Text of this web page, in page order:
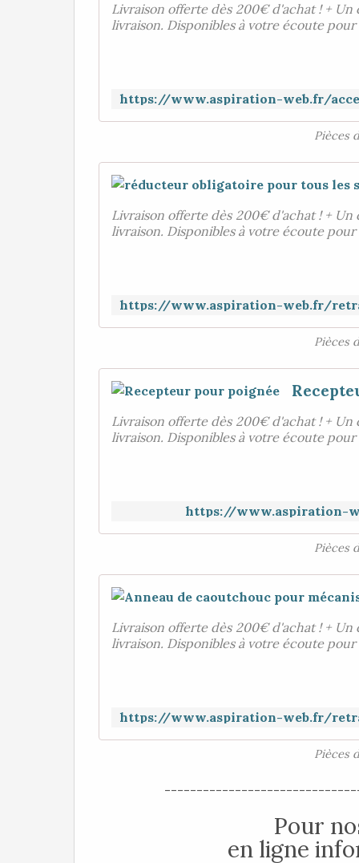
Livraison offerte dès 200€ d'achat ! +
livraison. Disponibles à votre écoute
Pièces
Livraison offerte dès 200€ d'achat ! +
livraison. Disponibles à votre écoute
Pièces
Livraison offerte dès 200€ d'achat ! +
livraison. Disponibles à votre écoute
https://www.aspiration-
Pièces
Livraison offerte dès 200€ d'achat ! +
livraison. Disponibles à votre écoute
Pièces
Pour
en ligne